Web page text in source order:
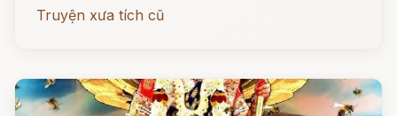
Truyện xưa tích cũ